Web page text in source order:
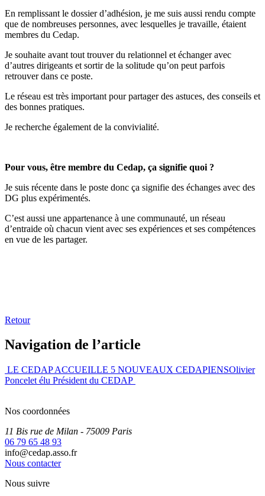
En remplissant le dossier d’adhésion, je me suis aussi rendu compte
que de nombreuses personnes, avec lesquelles je travaille, étaient
membres du Cedap.
Je souhaite avant tout trouver du relationnel et échanger avec
d’autres dirigeants et sortir de la solitude qu’on peut parfois
retrouver dans ce poste.
Le réseau est très important pour partager des astuces, des conseils et
des bonnes pratiques.
Je recherche également de la convivialité.
Pour vous, être membre du Cedap, ça signifie quoi ?
Je suis récente dans le poste donc ça signifie des échanges avec des
DG plus expérimentés.
C’est aussi une appartenance à une communauté, un réseau
d’entraide où chacun vient avec ses expériences et ses compétences
en vue de les partager.
Retour
Navigation de l’article
LE CEDAP ACCUEILLE 5 NOUVEAUX CEDAPIENSOlivier
Poncelet élu Président du CEDAP
Nos coordonnées
11 Bis rue de Milan - 75009 Paris
06 79 65 48 93
info@cedap.asso.fr
Nous contacter
Nous suivre